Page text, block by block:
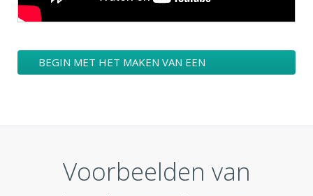
BEGIN MET HET MAKEN VAN EEN
Voorbeelden van